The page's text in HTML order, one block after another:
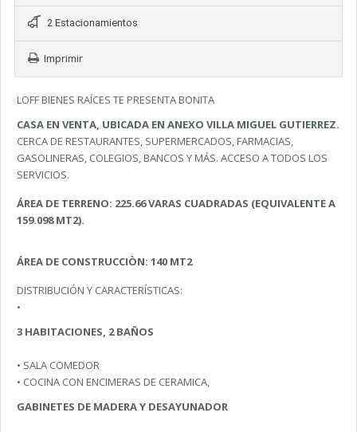
2 Estacionamientos
Imprimir
LOFF BIENES RAÍCES TE PRESENTA BONITA
CASA EN VENTA, UBICADA EN ANEXO VILLA MIGUEL GUTIERREZ.
CERCA DE RESTAURANTES, SUPERMERCADOS, FARMACIAS,
GASOLINERAS, COLEGIOS, BANCOS Y MÁS. ACCESO A TODOS LOS
SERVICIOS.
ÁREA DE TERRENO: 225.66 VARAS CUADRADAS (EQUIVALENTE A
159.098 MT2).
ÁREA DE CONSTRUCCIÒN: 140 MT2
DISTRIBUCIÓN Y CARACTERÍSTICAS:
•
3 HABITACIONES, 2 BAÑOS
• SALA COMEDOR
• COCINA CON ENCIMERAS DE CERAMICA,
GABINETES DE MADERA Y DESAYUNADOR